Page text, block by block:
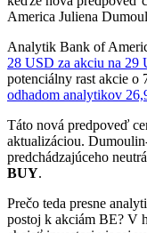
America Juliena
Analytik Bank of
28 USD za akciu na 29
potenciálny rast akcie o
odhadom analytikov
Táto nová predpoveď
aktualizáciou.
predchádzajúceho
BUY.
Prečo teda presne
postoj k akciám BE? V